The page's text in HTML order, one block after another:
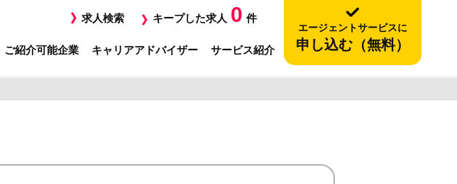
求人検索 キープした求人 0 件
ご紹介可能企業 キャリアアドバイザー サービス紹介
エージェントサービスに
申し込む（無料）